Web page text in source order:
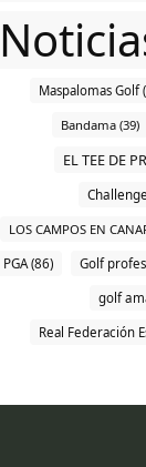
Maspalomas Golf
Bandama (39)
EL TEE DE
LOS CAMPOS EN
PGA (86) Golf
golf
Real Federación